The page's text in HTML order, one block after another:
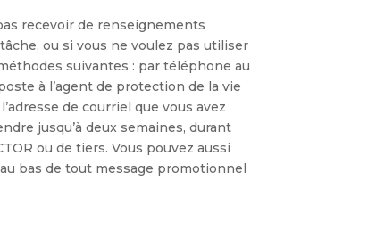
recevoir de renseignements
ou si vous ne voulez pas utiliser
suivantes : par téléphone au
à l’agent de protection de la vie
de courriel que vous avez
jusqu’à deux semaines, durant
ou de tiers. Vous pouvez aussi
bas de tout message promotionnel